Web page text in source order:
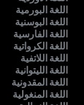
اللغة البورمية
اللغة البوسنية
اللغة الفارسية
اللغة الكرواتية
اللغة اللاتفية
اللغة الليتوانية
اللغة المقدونية
اللغة المنغولية